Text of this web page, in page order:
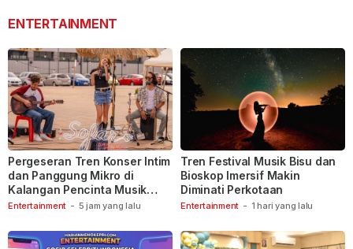
ENTERTAINMENT
Entertainment - 5 jam yang lalu
Pergeseran Tren Konser Intim
dan Panggung Mikro di
Kalangan Pencinta Musik
Indonesia
Entertainment - 1 hari yang lalu
Tren Festival Musik Bisu dan
Bioskop Imersif Makin
Diminati Perkotaan